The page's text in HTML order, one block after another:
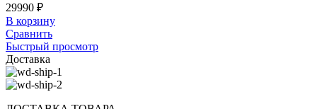
29990 ₽
В корзину
Сравнить
Быстрый просмотр
Доставка